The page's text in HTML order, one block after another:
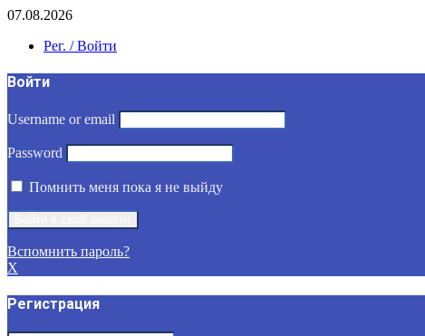
07.08.2026
Рег. / Войти
Войти
Username or email
Password
Помнить меня пока я не выйду
Вспомнить пароль?
X
Регистрация